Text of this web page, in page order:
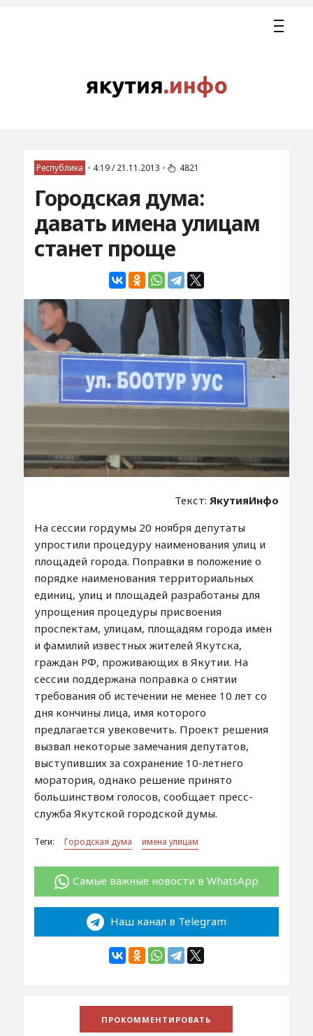
Республика • 4:19 / 21.11.2013 • 4821
Городская дума:
давать имена улицам
станет проще
Текст:ЯкутияИнфо
На сессии гордумы 20 ноября депутаты
упростили процедуру наименования улиц и
площадей города. Поправки в положение о
порядке наименования территориальных
единиц, улиц и площадей разработаны для
упрощения процедуры присвоения
проспектам, улицам, площадям города имен
и фамилий известных жителей Якутска,
граждан РФ, проживающих в Якутии. На
сессии поддержана поправка о снятии
требования об истечении не менее 10 лет со
дня кончины лица, имя которого
предлагается увековечить. Проект решения
вызвал некоторые замечания депутатов,
выступивших за сохранение 10-летнего
моратория, однако решение принято
большинством голосов, сообщает пресс-
служба Якутской городской думы.
Теги: Городская дума имена улицам
Самые важные новости в WhatsApp
Наш канал в Telegram